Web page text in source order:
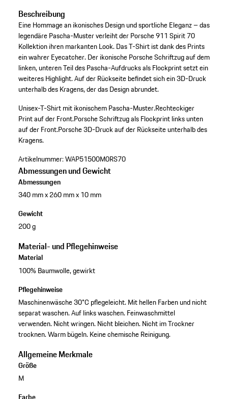
Beschreibung
Eine Hommage an ikonisches Design und sportliche Eleganz – das
legendäre Pascha-Muster verleiht der Porsche 911 Spirit 70
Kollektion ihren markanten Look. Das T-Shirt ist dank des Prints
ein wahrer Eyecatcher. Der ikonische Porsche Schriftzug auf dem
linken, unteren Teil des Pascha-Aufdrucks als Flockprint setzt ein
weiteres Highlight. Auf der Rückseite befindet sich ein 3D-Druck
unterhalb des Kragens, der das Design abrundet.
Unisex-T-Shirt mit ikonischem Pascha-Muster.Rechteckiger
Print auf der Front.Porsche Schriftzug als Flockprint links unten
auf der Front.Porsche 3D-Druck auf der Rückseite unterhalb des
Kragens.
Artikelnummer:WAP51500M0RS70
Abmessungen und Gewicht
Abmessungen
340 mm x 260 mm x 10 mm
Gewicht
200 g
Material- und Pflegehinweise
Material
100% Baumwolle, gewirkt
Pflegehinweise
Maschinenwäsche 30°C pflegeleicht. Mit hellen Farben und nicht
separat waschen. Auf links waschen. Feinwaschmittel
verwenden. Nicht wringen. Nicht bleichen. Nicht im Trockner
trocknen. Warm bügeln. Keine chemische Reinigung.
Allgemeine Merkmale
Größe
M